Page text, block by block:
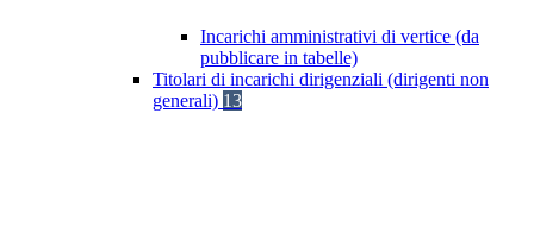
Incarichi amministrativi di vertice (da
pubblicare in tabelle)
Titolari di incarichi dirigenziali (dirigenti non
generali) 13